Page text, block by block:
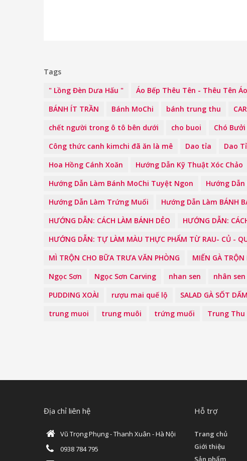
Tags
" Lồng Đèn Dưa Hấu "
Áo Bếp Thêu Tên - Thêu Tên
BÁNH ÍT TRẦN
Bánh MoChi bánh trung thu
chết người trong ô tô bên dưới
cho buoi Chó Bưởi
Công thức canh kimchi đã ăn là mê
Dao tỉa Dao
Hoa Hồng Cánh Xoăn
Hướng Dẫn Kỹ Thuật Xóc Chảo
Hướng Dẫn Làm Bánh MoChi Tuyệt Ngon
Hướng Dẫn
Hướng Dẫn Làm Trứng Muối
Hướng Dẫn Làm BÁNH
HƯỚNG DẪN: CÁCH LÀM BÁNH DẺO
HƯỚNG DẪN:
HƯỚNG DẪN: TỰ LÀM MÀU THỰC PHẨM TỪ RAU- CỦ -
MÌ TRỘN CHO BỮA TRƯA VĂN PHÒNG
MIẾN GÀ TRỘN
Ngọc Sơn
Ngọc Sơn Carving nhan sen nhân sen
PUDDING XOÀI
rượu mai quế lộ SALAD GÀ SỐT
trung muoi
trung muôi trứng muối Trung Thu
Địa chỉ liên hệ
Vũ Trọng Phụng - Thanh Xuân - Hà Nội
0938 784 795
Hỗ trợ
Trang chủ
Giới thiệu
Sản phẩm